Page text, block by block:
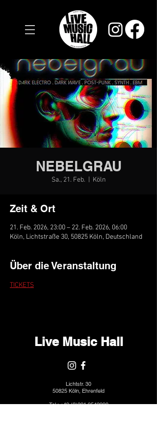
NEBELGRAU
Sa., 21. Feb. Köln
Zeit & Ort
21. Feb. 2026, 23:00 – 22. Feb. 2026, 06:00
Köln, Lichtstraße 30, 50825 Köln, Deutschland
Über die Veranstaltung
TICKETS
Live Music Hall
Lichtstr. 30
50825 Köln, Ehrenfeld
Tel.:+49 (0)221 9542990